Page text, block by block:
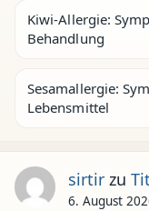
Kiwi-Allergie:
Behandlung
Sesamallergie:
Lebensmittel
sirtirzu
6. August